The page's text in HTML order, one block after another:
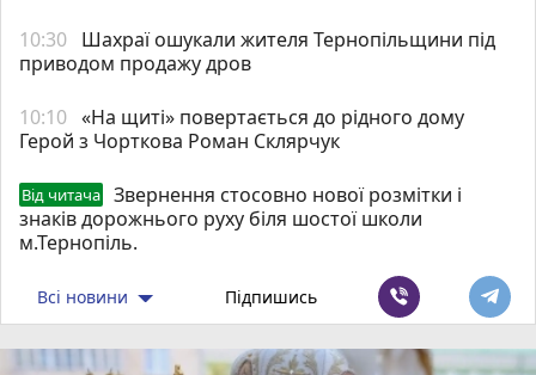
10:30 Шахраї ошукали жителя Тернопільщини під
приводом продажу дров
10:10 «На щиті» повертається до рідного дому
Герой з Чорткова Роман Склярчук
Від читача
Звернення стосовно нової розмітки і
знаків дорожнього руху біля шостої школи
м.Тернопіль.
Всі новини Підпишись